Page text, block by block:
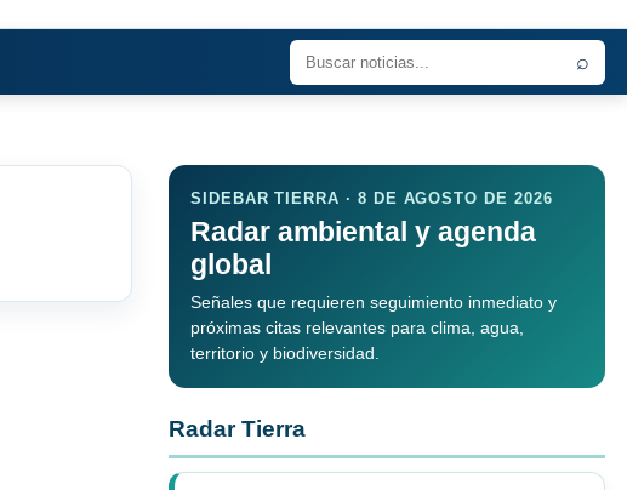
⌕
SIDEBAR TIERRA · 8 DE AGOSTO DE 2026
Radar ambiental y agenda
global
Señales que requieren seguimiento inmediato y
próximas citas relevantes para clima, agua,
territorio y biodiversidad.
Radar Tierra